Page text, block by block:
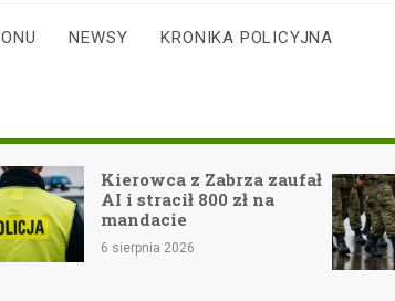
NEWSY KRONIKA POLICYJNA
Kierowca z Zabrza zaufał
AI i stracił 800 zł na
mandacie
6 sierpnia 2026